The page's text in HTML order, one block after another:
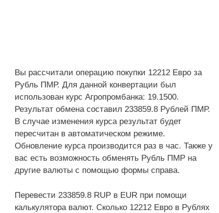
Вы рассчитали операцию покупки 12212 Евро за
Рубль ПМР. Для данной конвертации был
использован курс Агропромбанка: 19.1500.
Результат обмена составил 233859.8 Рублей ПМР.
В случае изменения курса результат будет
пересчитан в автоматическом режиме.
Обновление курса производится раз в час. Также у
вас есть возможность обменять Рубль ПМР на
другие валюты с помощью формы справа.
Перевести 233859.8 RUP в EUR при помощи
калькулятора валют. Сколько 12212 Евро в Рублях